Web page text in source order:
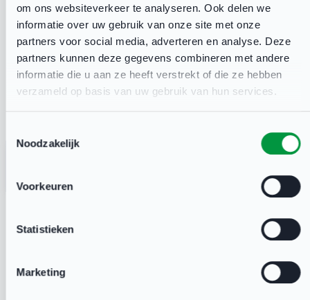
om ons websiteverkeer te analyseren. Ook delen we
informatie over uw gebruik van onze site met onze
partners voor social media, adverteren en analyse. Deze
partners kunnen deze gegevens combineren met andere
informatie die u aan ze heeft verstrekt of die ze hebben
verzameld op basis van uw gebruik van hun services.
Noodzakelijk
Voorkeuren
Statistieken
Marketing
Scholing
vertrouwenscontactpersoon
Deventer De Scheg, het schaatscafé
Politiek sportcafé